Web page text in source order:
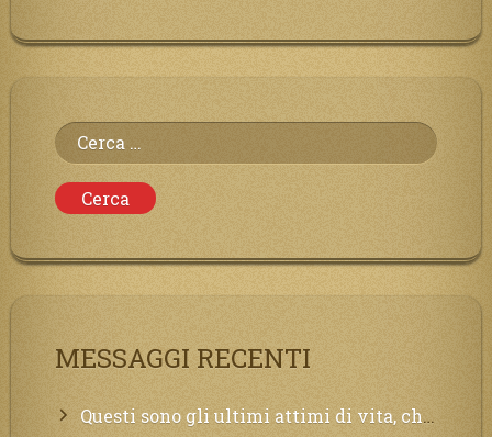
Ricerca
per:
MESSAGGI RECENTI
Questi sono gli ultimi attimi di vita, chi si vuole salvare Mi chiami in suo aiuto.